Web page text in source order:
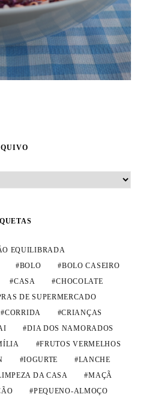
EQUILIBRADA
BOLO
BOLO CASEIRO
CASA
CHOCOLATE
DE SUPERMERCADO
CORRIDA
CRIANÇAS
DIA DOS NAMORADOS
FRUTOS VERMELHOS
IOGURTE
LANCHE
DA CASA
MAÇÃ
PEQUENO-ALMOÇO